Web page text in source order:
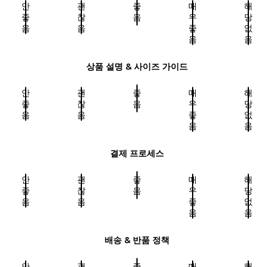
안
좋
음
괜
찮
음
좋
음
매
우
좋
음
해
당
없
음
상품 설명 & 사이즈 가이드
안
좋
음
괜
찮
음
좋
음
매
우
좋
음
해
당
없
음
결제 프로세스
안
좋
음
괜
찮
음
좋
음
매
우
좋
음
해
당
없
음
배송 & 반품 정책